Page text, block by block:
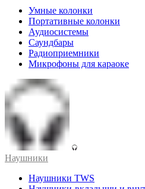
Умные колонки
Портативные колонки
Аудиосистемы
Саундбары
Радиоприемники
Микрофоны для караоке
Наушники
Наушники TWS